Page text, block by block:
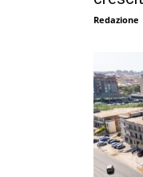
Redazione